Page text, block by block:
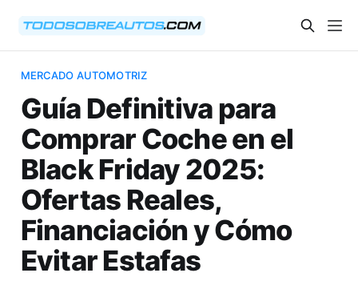
MERCADO AUTOMOTRIZ
Guía Definitiva para
Comprar Coche en el
Black Friday 2025:
Ofertas Reales,
Financiación y Cómo
Evitar Estafas